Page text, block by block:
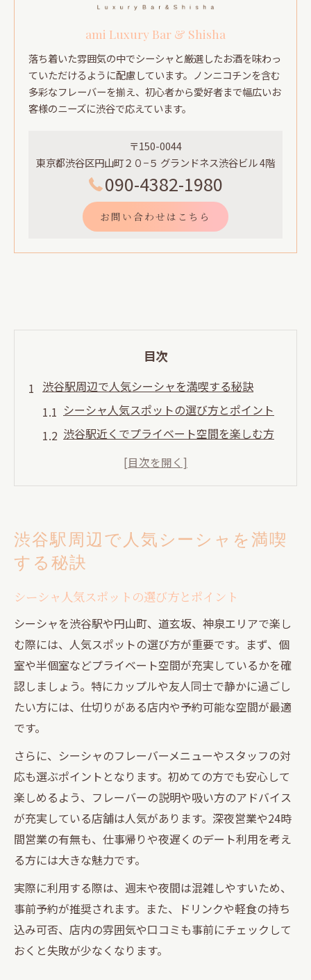
ami Luxury Bar & Shisha
落ち着いた雰囲気の中でシーシャと厳選したお酒を味わっ
ていただけるように配慮しています。ノンニコチンを含む
多彩なフレーバーを揃え、初心者から愛好者まで幅広いお
客様のニーズに渋谷で応えています。
〒150-0044
東京都渋谷区円山町２０−５ グランドネス渋谷ビル 4階
090-4382-1980
お問い合わせはこちら
目次
渋谷駅周辺で人気シーシャを満喫する秘訣
シーシャ人気スポットの選び方とポイント
渋谷駅近くでプライベート空間を楽しむ方
プライベート空間が魅力のシーシャ体験案内
個室や半個室で楽しむシーシャ体験とは
人気のプライベート空間を選ぶ基準とコツ
シーシャで特別な時間を過ごすための工夫
渋谷エリアで求める静かなシーシャの魅力
プライベート空間の快適さとシーシャの相
性
神泉や道玄坂で注目のシーシャ選び方徹底解説
シーシャ選びで重視すべきプライベート感
神泉で味わうシーシャの魅力と楽しみ方
落ち着いた空間で人気を集める理由とは
渋谷シーシャを比較して自分に合う選択を
個室重視なら円山町エリアの最新シーシャ事情
ツ
シーシャ体験で個室が選ばれる理由を解説
円山町エリアで押さえたい新しいシーシャ
渋谷駅周辺で人気シーシャを満喫
する秘訣
シーシャ人気スポットの選び方とポイント
シーシャを渋谷駅や円山町、道玄坂、神泉エリアで楽し
む際には、人気スポットの選び方が重要です。まず、個
室や半個室などプライベート空間が充実しているかを確
認しましょう。特にカップルや友人同士で静かに過ごし
たい方には、仕切りがある店内や予約可能な空間が最適
です。
さらに、シーシャのフレーバーメニューやスタッフの対
応も選ぶポイントとなります。初めての方でも安心して
楽しめるよう、フレーバーの説明や吸い方のアドバイス
が充実している店舗は人気があります。深夜営業や24時
間営業の有無も、仕事帰りや夜遅くのデート利用を考え
る方には大きな魅力です。
実際に利用する際は、週末や夜間は混雑しやすいため、
事前予約が推奨されます。また、ドリンクや軽食の持ち
込み可否、店内の雰囲気や口コミも事前にチェックして
おくと失敗が少なくなります。